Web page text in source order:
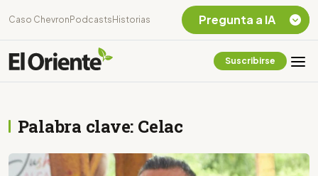
Caso Chevron Podcasts Historias
Suscribirse
Palabra clave: Celac
Pregunta a IA
Amazonia Ecuatoriana
¿En que consiste la